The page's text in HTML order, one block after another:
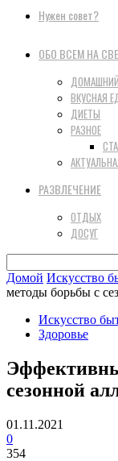
Нужен совет?
ОБО ВСЕМ НА
ВКУСНАЯ
ДИЕТЫ
РАЗНОЕ
РАЗВЛЕЧЕНИЕ
ОТДЫХ
ДОСУГ
Домой Искусство
методы борьбы с
Искусство
Здоровье
сезонной
01.11.2021
0
354